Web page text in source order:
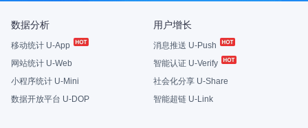
数据分析
移动统计 U-App
网站统计 U-Web
小程序统计 U-Mini
数据开放平台 U-DOP
用户增长
消息推送 U-Push
智能认证 U-Verify
社会化分享 U-Share
智能超链 U-Link